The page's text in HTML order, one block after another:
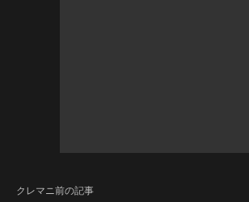
クレマニ前の記事